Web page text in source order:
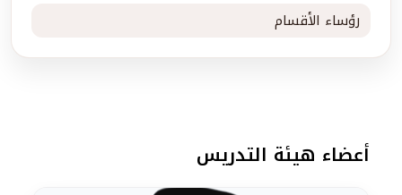
رؤساء الأقسام
أعضاء هيئة التدريس